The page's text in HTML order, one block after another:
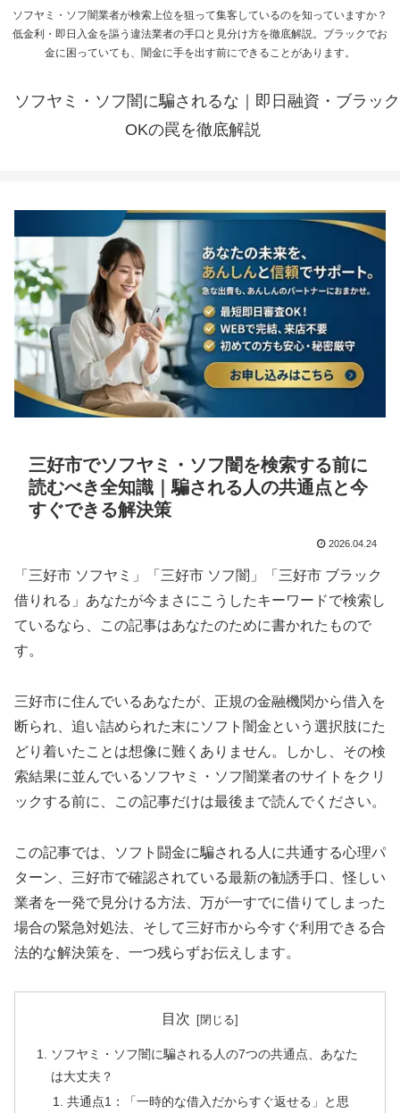
ソフヤミ・ソフ闇業者が検索上位を狙って集客しているのを知っていますか？
低金利・即日入金を謳う違法業者の手口と見分け方を徹底解説。ブラックでお
金に困っていても、闇金に手を出す前にできることがあります。
ソフヤミ・ソフ闇に騙されるな｜即日融資・ブラック
OKの罠を徹底解説
三好市でソフヤミ・ソフ闇を検索する前に
読むべき全知識｜騙される人の共通点と今
すぐできる解決策
2026.04.24
「三好市 ソフヤミ」「三好市 ソフ闇」「三好市 ブラック
借りれる」あなたが今まさにこうしたキーワードで検索し
ているなら、この記事はあなたのために書かれたもので
す。
三好市に住んでいるあなたが、正規の金融機関から借入を
断られ、追い詰められた末にソフト闇金という選択肢にた
どり着いたことは想像に難くありません。しかし、その検
索結果に並んでいるソフヤミ・ソフ闇業者のサイトをクリ
ックする前に、この記事だけは最後まで読んでください。
この記事では、ソフト闘金に騙される人に共通する心理パ
ターン、三好市で確認されている最新の勧誘手口、怪しい
業者を一発で見分ける方法、万が一すでに借りてしまった
場合の緊急対処法、そして三好市から今すぐ利用できる合
法的な解決策を、一つ残らずお伝えします。
目次
ソフヤミ・ソフ闇に騙される人の7つの共通点、あなた
は大丈夫？
共通点1：「一時的な借入だからすぐ返せる」と思